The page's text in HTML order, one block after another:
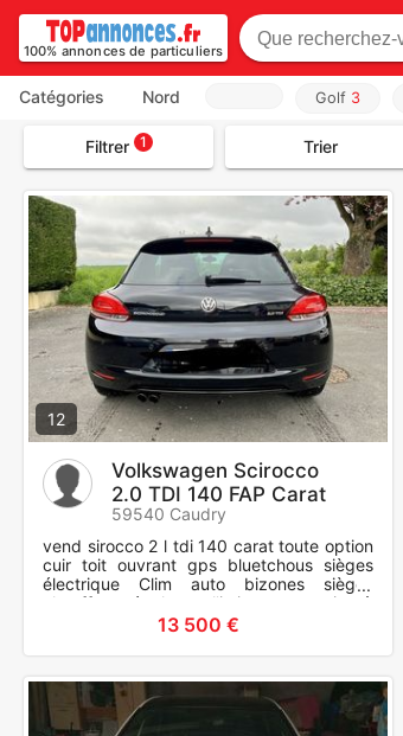
100% annonces de particuliers
Catégories Nord Golf 3
Filtrer 1 Trier
12
Volkswagen Scirocco
2.0 TDI 140 FAP Carat
59540 Caudry
vend sirocco 2 l tdi 140 carat toute option
cuir toit ouvrant gps bluetchous sièges
électrique Clim auto bizones sièges
chauffant régulateur l'imitateur ect rien à
prévoir beaucoup13 500 €